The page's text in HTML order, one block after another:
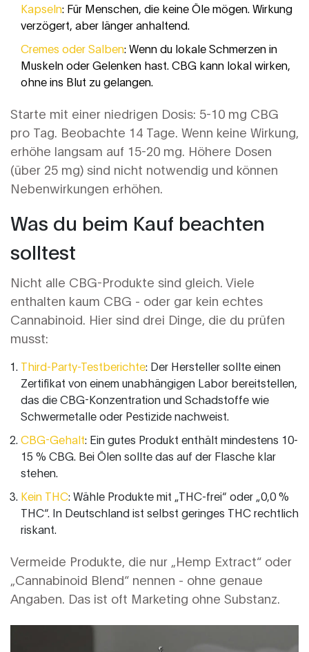
Kapseln: Für Menschen, die keine Öle mögen. Wirkung
verzögert, aber länger anhaltend.
Cremes oder Salben: Wenn du lokale Schmerzen in
Muskeln oder Gelenken hast. CBG kann lokal wirken,
ohne ins Blut zu gelangen.
Starte mit einer niedrigen Dosis: 5-10 mg CBG
pro Tag. Beobachte 14 Tage. Wenn keine Wirkung,
erhöhe langsam auf 15-20 mg. Höhere Dosen
(über 25 mg) sind nicht notwendig und können
Nebenwirkungen erhöhen.
Was du beim Kauf beachten
solltest
Nicht alle CBG-Produkte sind gleich. Viele
enthalten kaum CBG - oder gar kein echtes
Cannabinoid. Hier sind drei Dinge, die du prüfen
musst:
Third-Party-Testberichte: Der Hersteller sollte einen
Zertifikat von einem unabhängigen Labor bereitstellen,
das die CBG-Konzentration und Schadstoffe wie
Schwermetalle oder Pestizide nachweist.
CBG-Gehalt: Ein gutes Produkt enthält mindestens 10-
15 % CBG. Bei Ölen sollte das auf der Flasche klar
stehen.
Kein THC: Wähle Produkte mit „THC-frei“ oder „0,0 %
THC“. In Deutschland ist selbst geringes THC rechtlich
riskant.
Vermeide Produkte, die nur „Hemp Extract“ oder
„Cannabinoid Blend“ nennen - ohne genaue
Angaben. Das ist oft Marketing ohne Substanz.